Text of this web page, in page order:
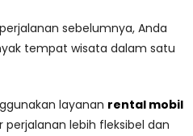
sebelumnya, Anda
tempat wisata dalam satu
layanan rental mobil
perjalanan lebih fleksibel dan